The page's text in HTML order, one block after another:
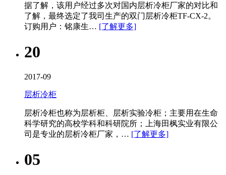
据了解，该用户经过多次对国内层析冷柜​厂家的对比和
了解，最终选定了我司生产的双门层析冷柜TF-CX-2。
订购用户：铭康生… [了解更多]
20
2017-09
层析冷柜
层析冷柜也称为层析柜、层析实验冷柜；主要用在生命
科学研究的高校学科和科研院所；上海田枫实业有限公
司是专业的层析冷柜厂家，… [了解更多]
05